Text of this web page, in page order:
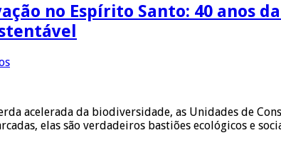
no Espírito Santo: 40 anos
acelerada da biodiversidade, as Unidades de
elas são verdadeiros bastiões ecológicos e